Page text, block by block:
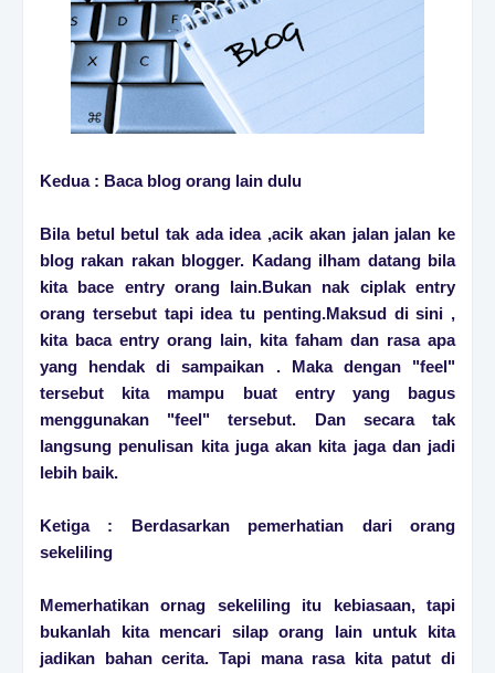
Kedua : Baca blog orang lain dulu
Bila betul betul tak ada idea ,acik akan jalan jalan ke
blog rakan rakan blogger. Kadang ilham datang bila
kita bace entry orang lain.Bukan nak ciplak entry
orang tersebut tapi idea tu penting.Maksud di sini ,
kita baca entry orang lain, kita faham dan rasa apa
yang hendak di sampaikan . Maka dengan "feel"
tersebut kita mampu buat entry yang bagus
menggunakan "feel" tersebut. Dan secara tak
langsung penulisan kita juga akan kita jaga dan jadi
lebih baik.
Ketiga : Berdasarkan pemerhatian dari orang
sekeliling
Memerhatikan ornag sekeliling itu kebiasaan, tapi
bukanlah kita mencari silap orang lain untuk kita
jadikan bahan cerita. Tapi mana rasa kita patut di